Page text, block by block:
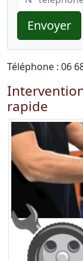
Envoyer
Téléphone : 06
rapide